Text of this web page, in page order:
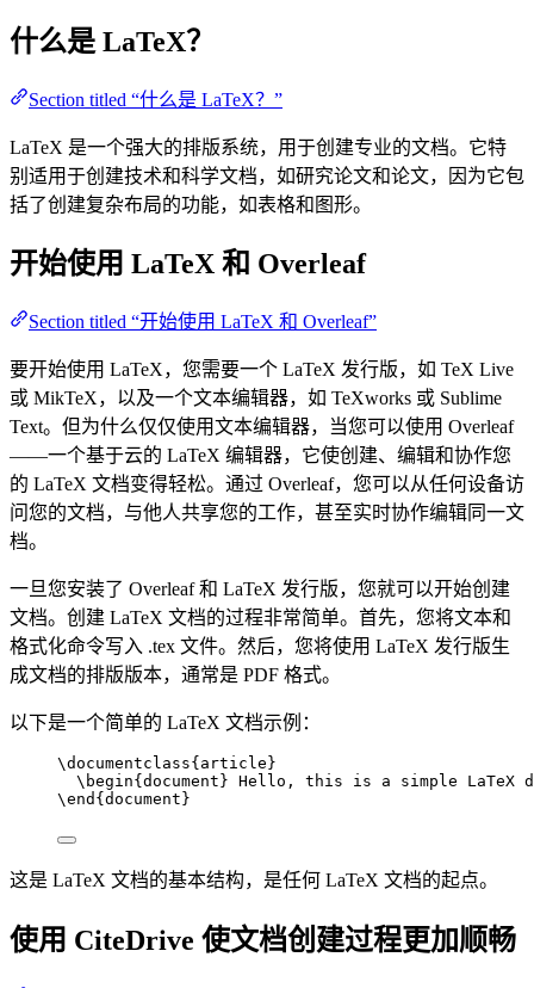
什么是 LaTeX？
Section titled “什么是 LaTeX？”
LaTeX 是一个强大的排版系统，用于创建专业的文档。它特
别适用于创建技术和科学文档，如研究论文和论文，因为它包
括了创建复杂布局的功能，如表格和图形。
开始使用 LaTeX 和 Overleaf
Section titled “开始使用 LaTeX 和 Overleaf”
要开始使用 LaTeX，您需要一个 LaTeX 发行版，如 TeX Live
或 MikTeX，以及一个文本编辑器，如 TeXworks 或 Sublime
Text。但为什么仅仅使用文本编辑器，当您可以使用 Overleaf
——一个基于云的 LaTeX 编辑器，它使创建、编辑和协作您
的 LaTeX 文档变得轻松。通过 Overleaf，您可以从任何设备访
问您的文档，与他人共享您的工作，甚至实时协作编辑同一文
档。
一旦您安装了 Overleaf 和 LaTeX 发行版，您就可以开始创建
文档。创建 LaTeX 文档的过程非常简单。首先，您将文本和
格式化命令写入 .tex 文件。然后，您将使用 LaTeX 发行版生
成文档的排版版本，通常是 PDF 格式。
以下是一个简单的 LaTeX 文档示例：
\documentclass{article}
\begin{document} Hello, this is a simple LaTeX
\end {document}
这是 LaTeX 文档的基本结构，是任何 LaTeX 文档的起点。
使用 CiteDrive 使文档创建过程更加顺畅